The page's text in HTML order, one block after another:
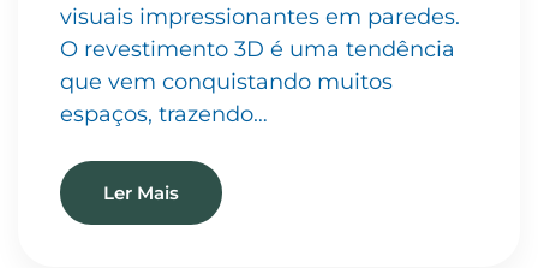
visuais impressionantes em paredes.
O revestimento 3D é uma tendência
que vem conquistando muitos
espaços, trazendo…
Ler Mais